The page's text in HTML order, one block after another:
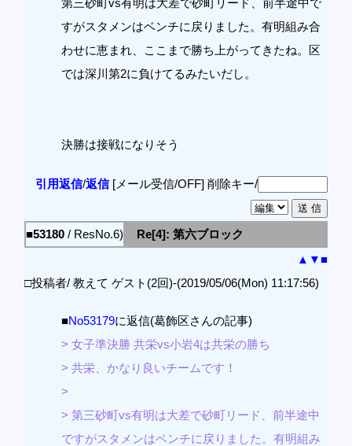
第三砂町vs有明は大差で砂町リード、前半途中で
すがスタメンはベンチに戻りました。有明組み合
わせに恵まれ、ここまで勝ち上がってきたね。区
では深川第2に負けてるみたいだし。
決勝は接戦になりそう
引用返信/返信[メール受信/OFF] 削除キー/
■53180 / ResNo.6)
Re[4]: 第六ブロック
▲ ▼■
□投稿者/ 教えて ゲスト(2回)-(2019/05/06(Mon) 11:17:56)
■No53179に返信(葛飾区さんの記事)
> 女子準決勝 共栄vs小岩4は共栄の勝ち
> 共栄、かなり良いチームです！
>
> 第三砂町vs有明は大差で砂町リード、前半途中
ですがスタメンはベンチに戻りました。有明組み